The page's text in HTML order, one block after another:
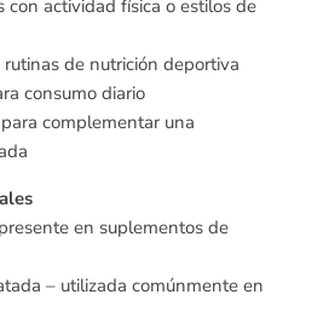
con actividad física o estilos de
de nutrición deportiva
consumo diario
complementar una
en suplementos de
– utilizada comúnmente en